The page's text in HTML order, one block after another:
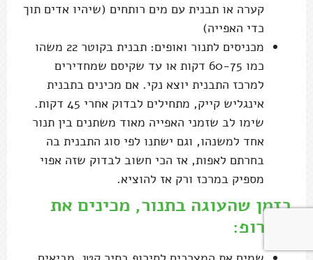
קערה או תבנית עם מים רותחים (שיהיו אדים תוך
כדי האפייה)
מכניסים לתנור ואופים: תבנית בקוטר 22 משהו
כמו 60-75 דקות או עד שקיסם שמחדירים
למרכז התבנית יוצא נקי. אם מכינים בתבנית
אינגליש קייק, מתחילים לבדוק אחרי 45 דקות.
שימו לב שזמני האפייה מאוד משתנים בין תנור
אחד למשנהו, וגם ישתנו לפי סוג התבנית בה
בחרתם לאפות, אז הכי חשוב לבדוק שזה אפוי
מספיק במרכז ורק אז להוציא.
בזמן שהעוגה בתנור, מכינים את
הסירופ: